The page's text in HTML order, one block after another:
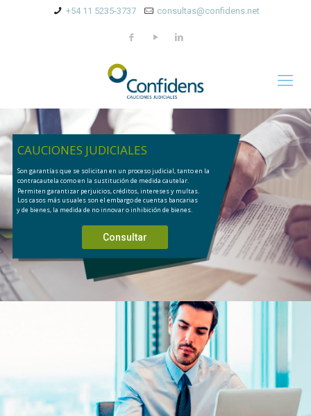
+54 11 5235-3737 consultas@confidens.net
Son garantías que se solicitan en un proceso judicial, tanto en la
contracautela como en la sustitución de medida cautelar.
Permiten garantizar perjuicios, créditos, intereses y multas.
Los casos más usuales son el embargo de cuentas bancarias
y de bienes, la medida de no innovar o inhibición de bienes.
CAUCIONES JUDICIALES
Consultar